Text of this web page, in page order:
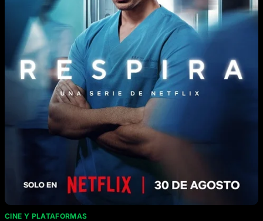
CINE Y PLATAFORMAS